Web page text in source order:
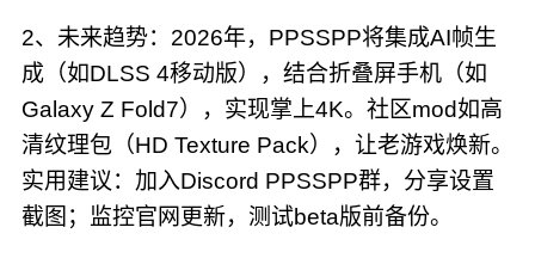
2、未来趋势：2026年，PPSSPP将集成AI帧生
成（如DLSS 4移动版），结合折叠屏手机（如
Galaxy Z Fold7），实现掌上4K。社区mod如高
清纹理包（HD Texture Pack），让老游戏焕新。
实用建议：加入Discord PPSSPP群，分享设置
截图；监控官网更新，测试beta版前备份。